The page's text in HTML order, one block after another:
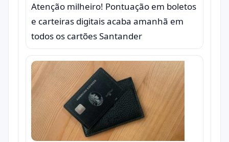
Atenção milheiro! Pontuação em boletos
e carteiras digitais acaba amanhã em
todos os cartões Santander